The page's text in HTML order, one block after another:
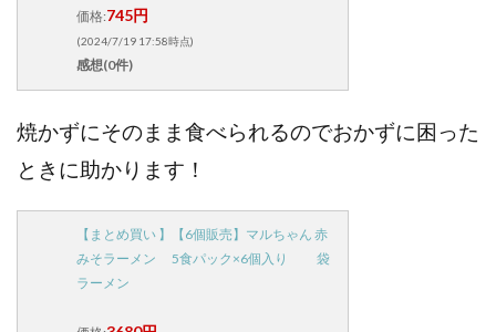
価格:745円
(2024/7/19 17:58時点)
感想(0件)
焼かずにそのまま食べられるのでおかずに困った
ときに助かります！
【まとめ買い 】【6個販売】マルちゃん 赤
みそラーメン 5食パック×6個入り 袋
ラーメン